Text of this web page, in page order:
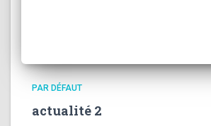
PAR DÉFAUT
actualité 2